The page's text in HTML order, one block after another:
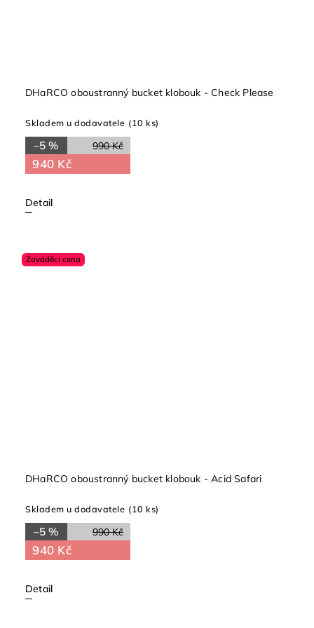
DHaRCO oboustranný bucket klobouk - Check Please
Skladem u dodavatele (10 ks)
990 Kč
–5 %
940 Kč
Detail
Zaváděcí cena
DHaRCO oboustranný bucket klobouk - Acid Safari
Skladem u dodavatele (10 ks)
990 Kč
–5 %
940 Kč
Detail